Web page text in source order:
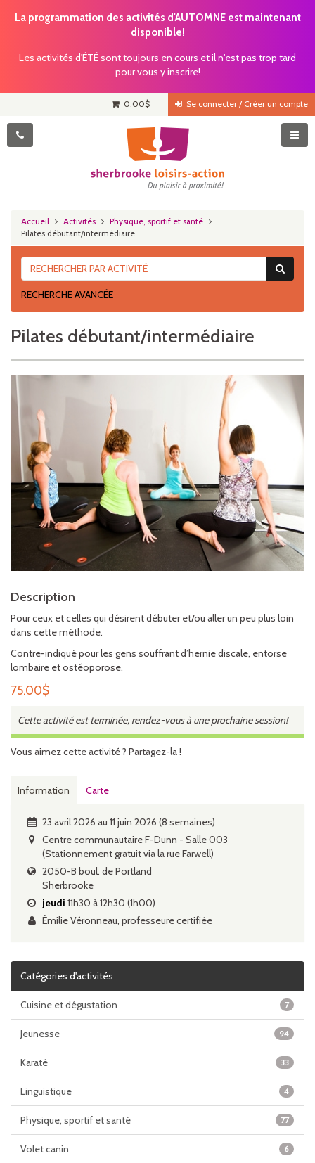
La programmation des activités d'AUTOMNE est maintenant
disponible!
Les activités d'ÉTÉ sont toujours en cours et il n'est pas trop tard
pour vous y inscrire!
Se connecter / Créer un compte
0.00$
Accueil Activités
Physique, sportif et santé
Pilates débutant/intermédiaire
RECHERCHE AVANCÉE
Pilates débutant/intermédiaire
Description
Pour ceux et celles qui désirent débuter et/ou aller un peu plus loin
dans cette méthode.
Contre-indiqué pour les gens souffrant d’hernie discale, entorse
lombaire et ostéoporose.
75.00$
Cette activité est terminée, rendez-vous à une prochaine session!
Vous aimez cette activité ? Partagez-la !
Information Carte
23 avril 2026 au 11 juin 2026 (8 semaines)
Centre communautaire F-Dunn - Salle 003
(Stationnement gratuit via la rue Farwell)
2050-B boul. de Portland
Sherbrooke
jeudi 11h30 à 12h30 (1h00)
Émilie Véronneau, professeure certifiée
Catégories d'activités
Cuisine et dégustation 7
Jeunesse 94
Karaté 33
Linguistique 4
Physique, sportif et santé 77
Volet canin 6